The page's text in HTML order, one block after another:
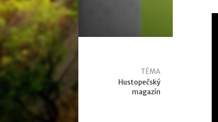
TÉMA
Hustopečský
magazín